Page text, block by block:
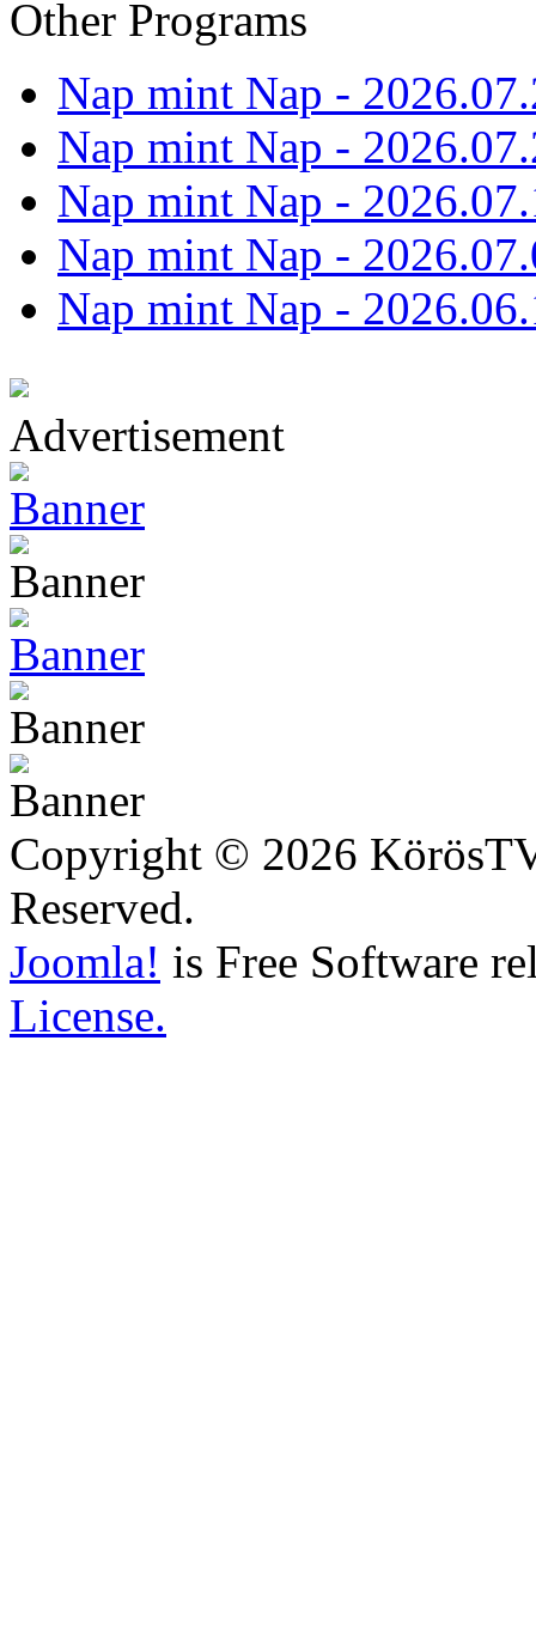
Other Programs
Nap mint Nap -
Nap mint Nap -
Nap mint Nap -
Nap mint Nap -
Nap mint Nap -
Advertisement
Copyright © 2026
Reserved.
Joomla! is Free Software
License.